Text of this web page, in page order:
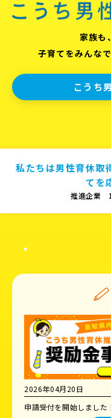
家族も
子育てをみんな
こうち
私たちは男性育休取
てを
推進企業
2026年04月20日
申請受付を開始しまし